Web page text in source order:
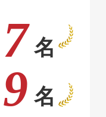
7 名
9 名